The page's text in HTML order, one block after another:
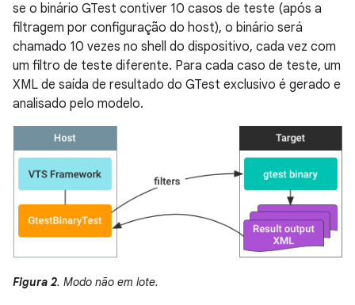
se o binário GTest contiver 10 casos de teste (após a
filtragem por configuração do host), o binário será
chamado 10 vezes no shell do dispositivo, cada vez com
um filtro de teste diferente. Para cada caso de teste, um
XML de saída de resultado do GTest exclusivo é gerado e
analisado pelo modelo.
Figura 2. Modo não em lote.